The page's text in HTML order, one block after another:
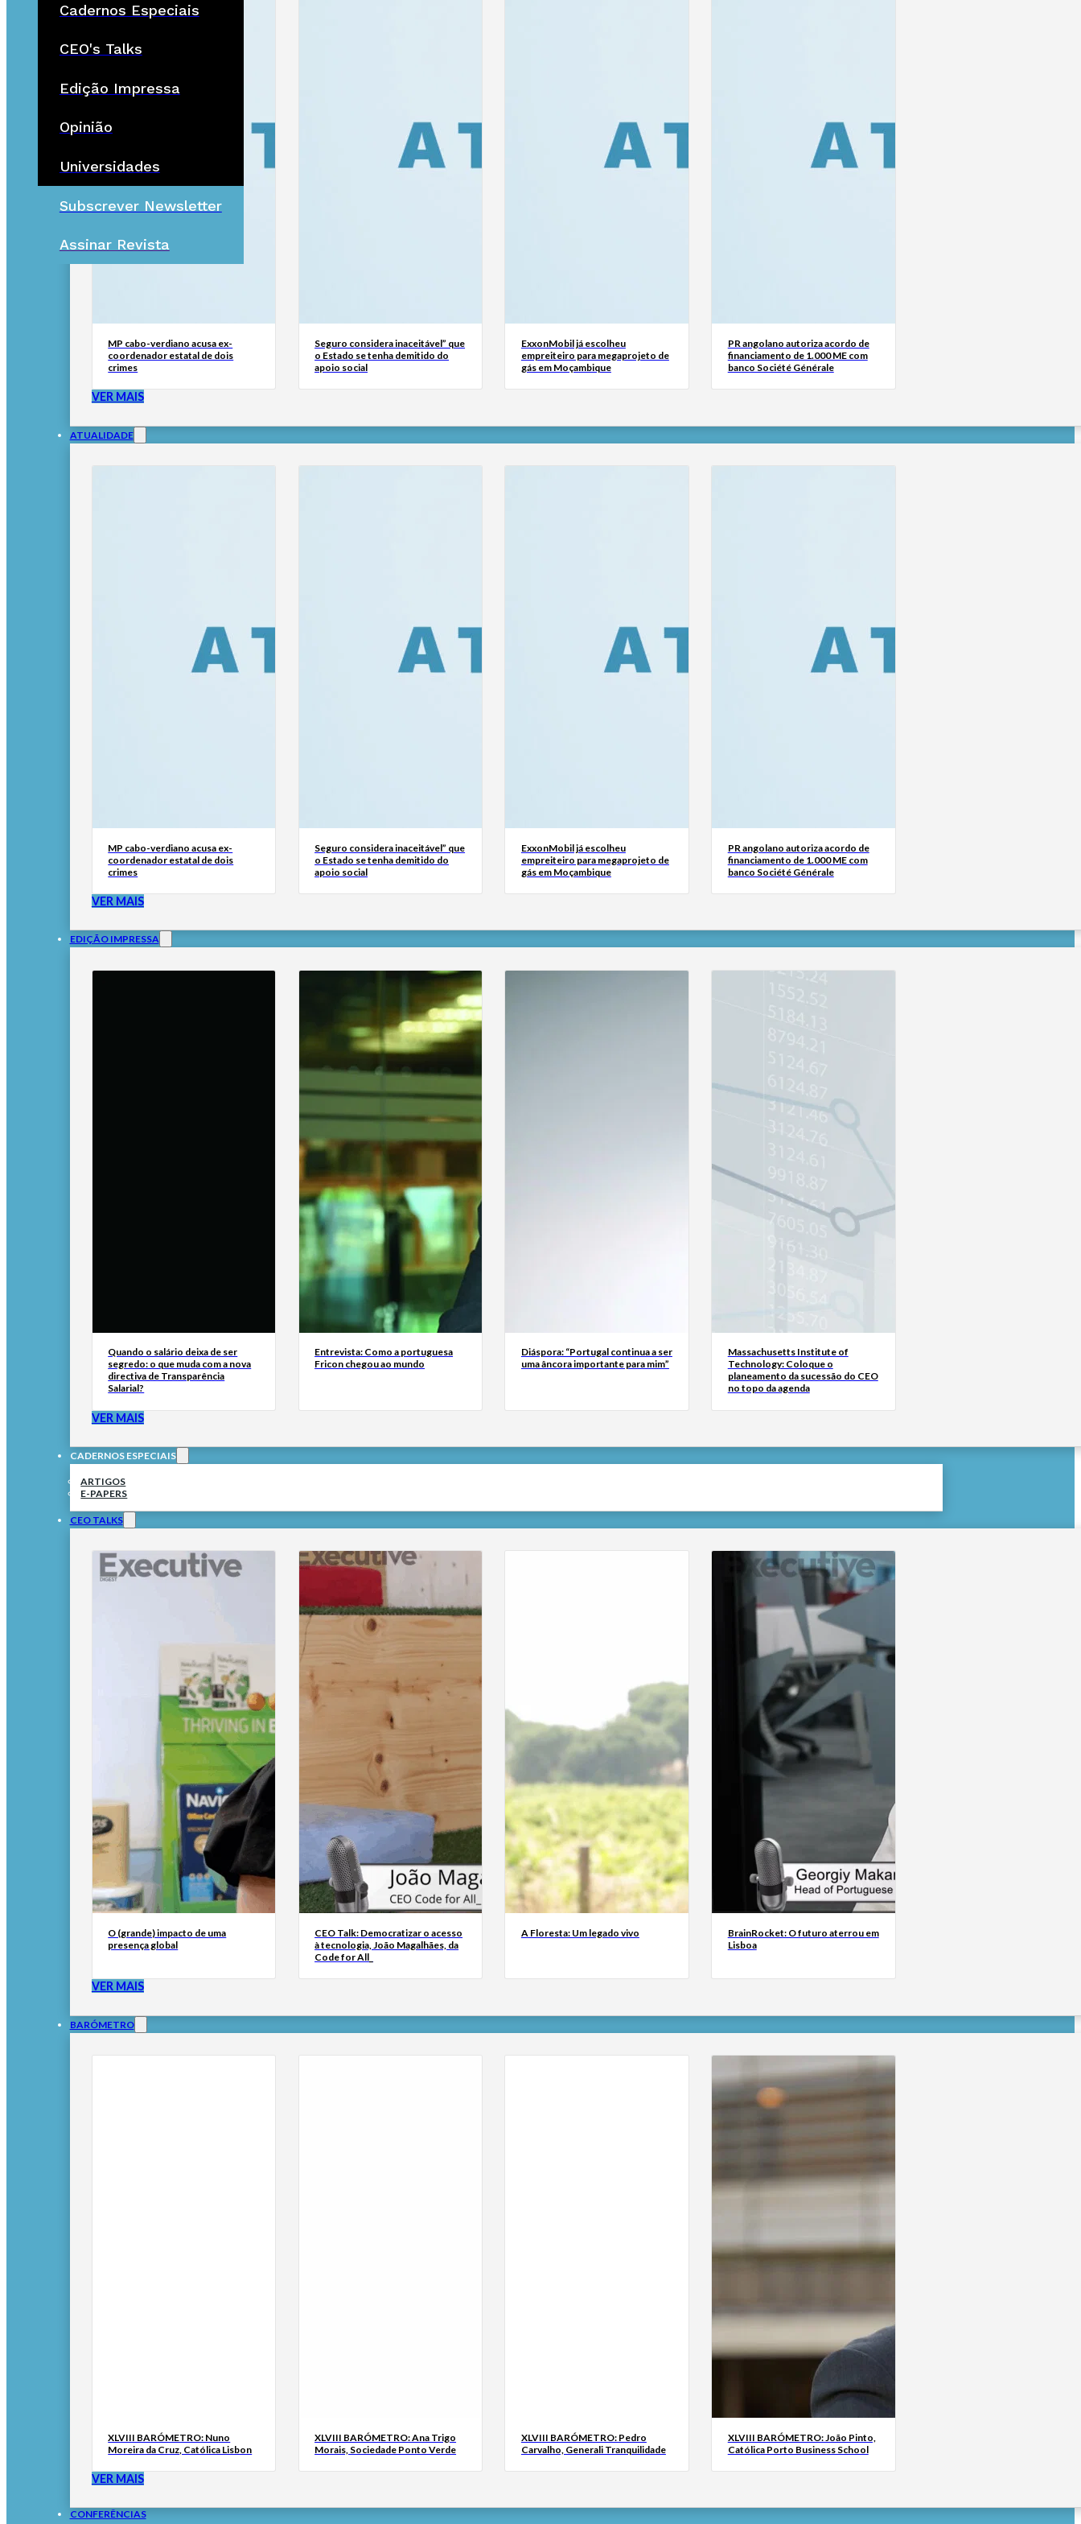
Cadernos Especiais
CEO's Talks
Edição Impressa
Opinião
Universidades
Subscrever Newsletter
Assinar Revista
MP cabo-verdiano acusa ex-
coordenador estatal de dois
crimes
Seguro considera inaceitável” que
o Estado se tenha demitido do
apoio social
ExxonMobil já escolheu
empreiteiro para megaprojeto de
gás em Moçambique
PR angolano autoriza acordo de
financiamento de 1.000 ME com
banco Société Générale
VER MAIS
ATUALIDADE
MP cabo-verdiano acusa ex-
coordenador estatal de dois
crimes
Seguro considera inaceitável” que
o Estado se tenha demitido do
apoio social
ExxonMobil já escolheu
empreiteiro para megaprojeto de
gás em Moçambique
PR angolano autoriza acordo de
financiamento de 1.000 ME com
banco Société Générale
VER MAIS
EDIÇÃO IMPRESSA
Quando o salário deixa de ser
segredo: o que muda com a nova
directiva de Transparência
Salarial?
Entrevista: Como a portuguesa
Fricon chegou ao mundo
Diáspora: “Portugal continua a ser
uma âncora importante para mim”
Massachusetts Institute of
Technology: Coloque o
planeamento da sucessão do CEO
no topo da agenda
VER MAIS
CADERNOS ESPECIAIS
ARTIGOS
E-PAPERS
CEO TALKS
O (grande) impacto de uma
presença global
CEO Talk: Democratizar o acesso
à tecnologia, João Magalhães, da
Code for All_
A Floresta: Um legado vivo
BrainRocket: O futuro aterrou em
Lisboa
VER MAIS
BARÓMETRO
XLVIII BARÓMETRO: Nuno
Moreira da Cruz, Católica Lisbon
XLVIII BARÓMETRO: Ana Trigo
Morais, Sociedade Ponto Verde
XLVIII BARÓMETRO: Pedro
Carvalho, Generali Tranquilidade
XLVIII BARÓMETRO: João Pinto,
Católica Porto Business School
VER MAIS
CONFERÊNCIAS